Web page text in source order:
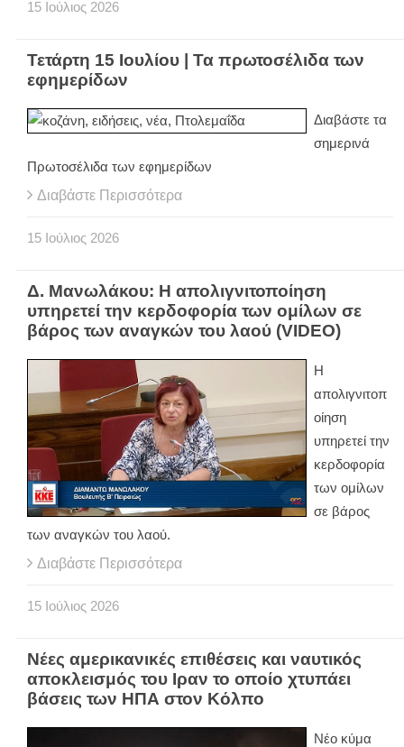
15 Ιούλιος 2026
Τετάρτη 15 Ιουλίου | Τα πρωτοσέλιδα των
εφημερίδων
Διαβάστε τα
σημερινά
Πρωτοσέλιδα των εφημερίδων
Διαβάστε Περισσότερα
15 Ιούλιος 2026
Δ. Μανωλάκου: Η απολιγνιτοποίηση
υπηρετεί την κερδοφορία των ομίλων σε
βάρος των αναγκών του λαού (VIDEO)
Η
απολιγνιτοπ
οίηση
υπηρετεί την
κερδοφορία
των ομίλων
σε βάρος
των αναγκών του λαού.
Διαβάστε Περισσότερα
15 Ιούλιος 2026
Νέες αμερικανικές επιθέσεις και ναυτικός
αποκλεισμός του Ιραν το οποίο χτυπάει
βάσεις των ΗΠΑ στον Κόλπο
Νέο κύμα